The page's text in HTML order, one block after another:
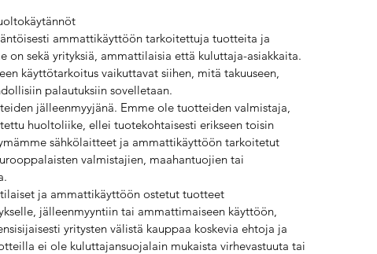
ammattikäyttöön tarkoitettuja tuotteita ja
on sekä yrityksiä, ammattilaisia että kuluttaja-asiakkaita.
käyttötarkoitus vaikuttavat siihen, mitä takuuseen,
palautuksiin sovelletaan.
jälleenmyyjänä. Emme ole tuotteiden valmistaja,
huoltoliike, ellei tuotekohtaisesti erikseen toisin
sähkölaitteet ja ammattikäyttöön tarkoitetut
valmistajien, maahantuojien tai
ja ammattikäyttöön ostetut tuotteet
jälleenmyyntiin tai ammattimaiseen käyttöön,
yritysten välistä kauppaa koskevia ehtoja ja
ei ole kuluttajansuojalain mukaista virhevastuuta tai